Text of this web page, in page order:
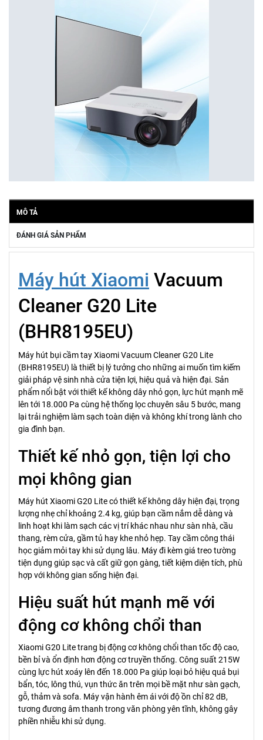
MÔ TẢ
ĐÁNH GIÁ SẢN PHẨM
Máy hút Xiaomi Vacuum
Cleaner G20 Lite
(BHR8195EU)
Máy hút bụi cầm tay Xiaomi Vacuum Cleaner G20 Lite
(BHR8195EU) là thiết bị lý tưởng cho những ai muốn tìm kiếm
giải pháp vệ sinh nhà cửa tiện lợi, hiệu quả và hiện đại. Sản
phẩm nổi bật với thiết kế không dây nhỏ gọn, lực hút mạnh mẽ
lên tới 18.000 Pa cùng hệ thống lọc chuyên sâu 5 bước, mang
lại trải nghiệm làm sạch toàn diện và không khí trong lành cho
gia đình bạn.
Thiết kế nhỏ gọn, tiện lợi cho
mọi không gian
Máy hút Xiaomi G20 Lite có thiết kế không dây hiện đại, trọng
lượng nhẹ chỉ khoảng 2.4 kg, giúp bạn cầm nắm dễ dàng và
linh hoạt khi làm sạch các vị trí khác nhau như sàn nhà, cầu
thang, rèm cửa, gầm tủ hay khe nhỏ hẹp. Tay cầm công thái
học giảm mỏi tay khi sử dụng lâu. Máy đi kèm giá treo tường
tiện dụng giúp sạc và cất giữ gọn gàng, tiết kiệm diện tích, phù
hợp với không gian sống hiện đại.
Hiệu suất hút mạnh mẽ với
động cơ không chổi than
Xiaomi G20 Lite trang bị động cơ không chổi than tốc độ cao,
bền bỉ và ổn định hơn động cơ truyền thống. Công suất 215W
cùng lực hút xoáy lên đến 18.000 Pa giúp loại bỏ hiệu quả bụi
bẩn, tóc, lông thú, vụn thức ăn trên mọi bề mặt như sàn gạch,
gỗ, thảm và sofa. Máy vận hành êm ái với độ ồn chỉ 82 dB,
tương đương âm thanh trong văn phòng yên tĩnh, không gây
phiền nhiễu khi sử dụng.